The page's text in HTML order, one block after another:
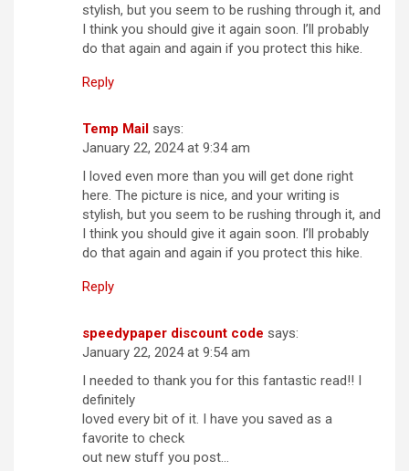
stylish, but you seem to be rushing through it, and
I think you should give it again soon. I’ll probably
do that again and again if you protect this hike.
Reply
Temp Mail says:
January 22, 2024 at 9:34 am
I loved even more than you will get done right
here. The picture is nice, and your writing is
stylish, but you seem to be rushing through it, and
I think you should give it again soon. I’ll probably
do that again and again if you protect this hike.
Reply
speedypaper discount code says:
January 22, 2024 at 9:54 am
I needed to thank you for this fantastic read!! I
definitely
loved every bit of it. I have you saved as a
favorite to check
out new stuff you post…